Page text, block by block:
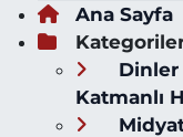
Ana Sayfa
Dinler
Katmanlı